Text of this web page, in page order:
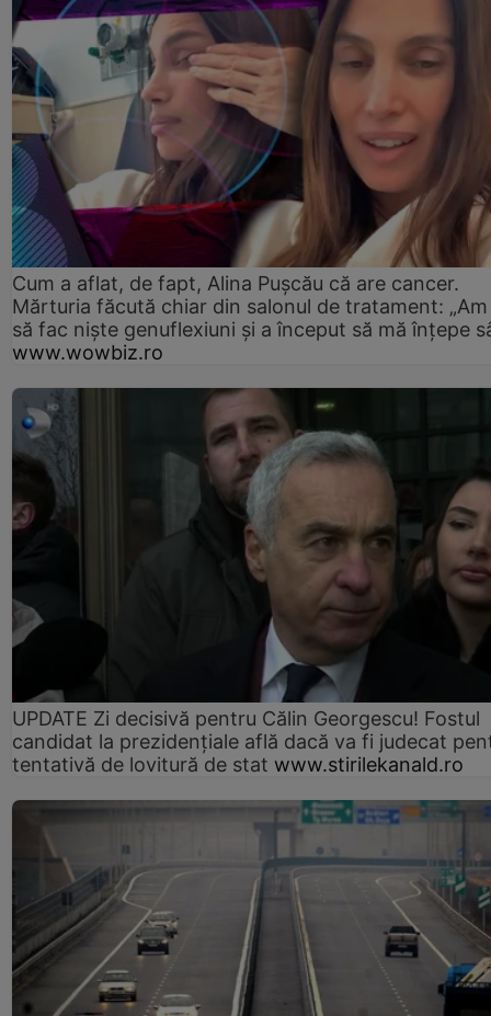
Cum a aflat, de fapt, Alina Pușcău că are cancer.
Mărturia făcută chiar din salonul de tratament:
să fac niște genuflexiuni și a început să mă înțepe
www.wowbiz.ro
UPDATE Zi decisivă pentru Călin Georgescu! Fostul
candidat la prezidențiale află dacă va fi judecat
tentativă de lovitură de stat www.stirilekanald.ro